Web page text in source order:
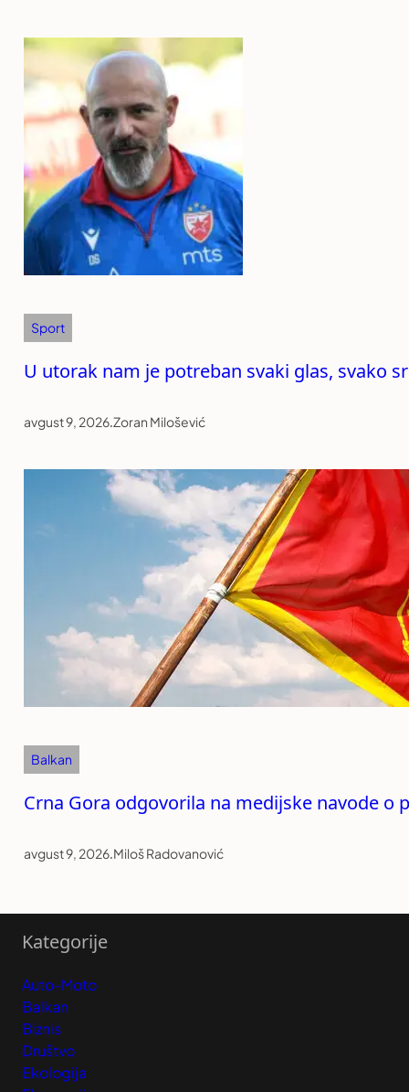
Sport
U utorak nam je potreban svaki glas, svako
avgust 9, 2026.Zoran Milošević
Balkan
Crna Gora odgovorila na medijske navode o
avgust 9, 2026.Miloš Radovanović
Kategorije
Auto-Moto
Balkan
Biznis
Društvo
Ekologija